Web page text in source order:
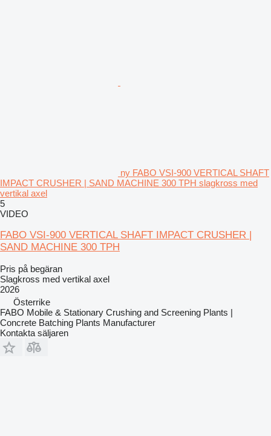
ny FABO VSI-900 VERTICAL SHAFT
IMPACT CRUSHER | SAND MACHINE 300 TPH slagkross med
vertikal axel
5
VIDEO
FABO VSI-900 VERTICAL SHAFT IMPACT CRUSHER |
SAND MACHINE 300 TPH
Pris på begäran
Slagkross med vertikal axel
2026
Österrike
FABO Mobile & Stationary Crushing and Screening Plants |
Concrete Batching Plants Manufacturer
Kontakta säljaren